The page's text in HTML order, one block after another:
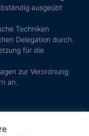
ausgeübt
Techniken
Delegation durch.
für die
zur Verordnung
an.